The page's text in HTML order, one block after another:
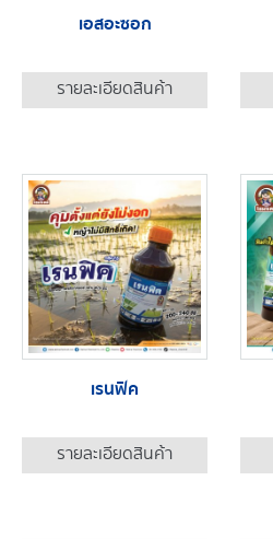
เอสอะซอก
รายละเอียดสินค้า
เรนฟิค
รายละเอียดสินค้า